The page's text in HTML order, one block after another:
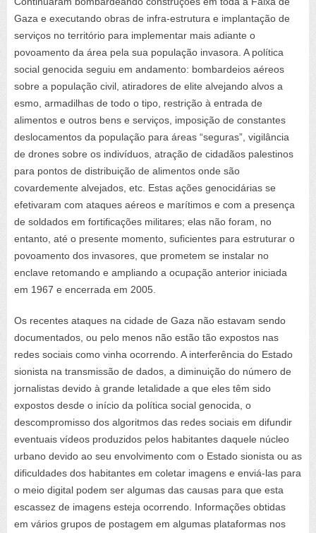
Gaza e executando obras de infra-estrutura e implantação de
serviços no território para implementar mais adiante o
povoamento da área pela sua população invasora. A política
social genocida seguiu em andamento: bombardeios aéreos
sobre a população civil, atiradores de elite alvejando alvos a
esmo, armadilhas de todo o tipo, restrição à entrada de
alimentos e outros bens e serviços, imposição de constantes
deslocamentos da população para áreas “seguras”, vigilância
de drones sobre os indivíduos, atração de cidadãos palestinos
para pontos de distribuição de alimentos onde são
covardemente alvejados, etc. Estas ações genocidárias se
efetivaram com ataques aéreos e marítimos e com a presença
de soldados em fortificações militares; elas não foram, no
entanto, até o presente momento, suficientes para estruturar o
povoamento dos invasores, que prometem se instalar no
enclave retomando e ampliando a ocupação anterior iniciada
em 1967 e encerrada em 2005.
Os recentes ataques na cidade de Gaza não estavam sendo
documentados, ou pelo menos não estão tão expostos nas
redes sociais como vinha ocorrendo. A interferência do Estado
sionista na transmissão de dados, a diminuição do número de
jornalistas devido à grande letalidade a que eles têm sido
expostos desde o início da política social genocida, o
descompromisso dos algoritmos das redes sociais em difundir
eventuais vídeos produzidos pelos habitantes daquele núcleo
urbano devido ao seu envolvimento com o Estado sionista ou as
dificuldades dos habitantes em coletar imagens e enviá-las para
o meio digital podem ser algumas das causas para que esta
escassez de imagens esteja ocorrendo. Informações obtidas
em vários grupos de postagem em algumas plataformas nos